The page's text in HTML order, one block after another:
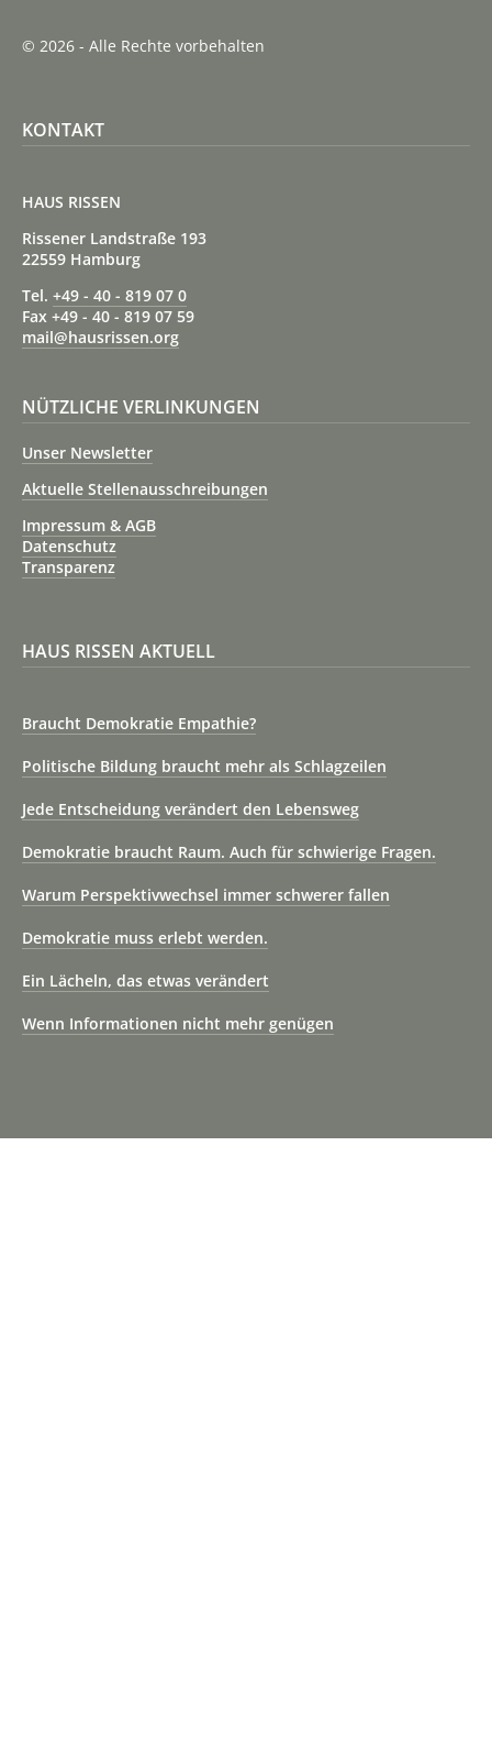
© 2026 - Alle Rechte vorbehalten
KONTAKT
HAUS RISSEN
Rissener Landstraße 193
22559 Hamburg
Tel. +49 - 40 - 819 07 0
Fax +49 - 40 - 819 07 59
mail@hausrissen.org
NÜTZLICHE VERLINKUNGEN
Unser Newsletter
Aktuelle Stellenausschreibungen
Impressum & AGB
Datenschutz
Transparenz
HAUS RISSEN AKTUELL
Braucht Demokratie Empathie?
Politische Bildung braucht mehr als Schlagzeilen
Jede Entscheidung verändert den Lebensweg
Demokratie braucht Raum. Auch für schwierige Fragen.
Warum Perspektivwechsel immer schwerer fallen
Demokratie muss erlebt werden.
Ein Lächeln, das etwas verändert
Wenn Informationen nicht mehr genügen